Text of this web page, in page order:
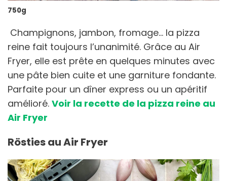
750g
Champignons, jambon, fromage… la pizza
reine fait toujours l’unanimité. Grâce au Air
Fryer, elle est prête en quelques minutes avec
une pâte bien cuite et une garniture fondante.
Parfaite pour un dîner express ou un apéritif
amélioré. Voir la recette de la pizza reine au
Air Fryer
Rösties au Air Fryer